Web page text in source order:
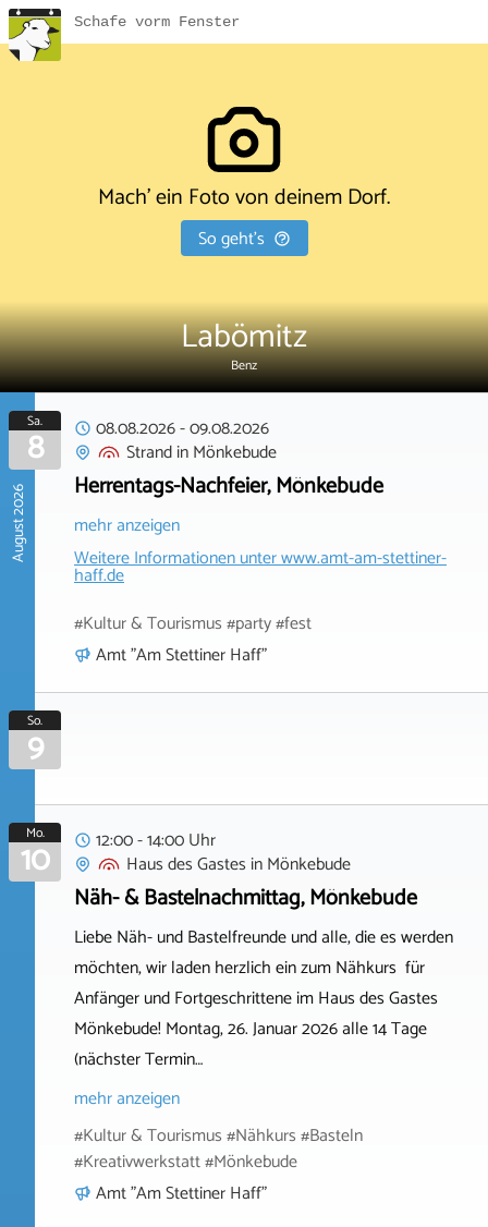
Schafe vorm Fenster
Mach' ein Foto von deinem Dorf.
So geht's
Labömitz
Benz
August 2026
Sa.
8 08.08.2026-09.08.2026
StrandinMönkebude
Herrentags-Nachfeier, Mönkebude
mehr anzeigen
Weitere Informationen unterwww.amt-am-stettiner-
haff.de
#Kultur & Tourismus #party #fest
Amt "Am Stettiner Haff"
So.
9
Mo.
10
12:00 - 14:00 Uhr
Haus des Gastes inMönkebude
Näh- & Bastelnachmittag, Mönkebude
Liebe Näh- und Bastelfreunde und alle, die es werden
möchten, wir laden herzlich ein zum Nähkurs für
Anfänger und Fortgeschrittene im Haus des Gastes
Mönkebude! Montag, 26. Januar 2026 alle 14 Tage
(nächster Termin…
mehr anzeigen
#Kultur & Tourismus #Nähkurs #Basteln
#Kreativwerkstatt #Mönkebude
Amt "Am Stettiner Haff"